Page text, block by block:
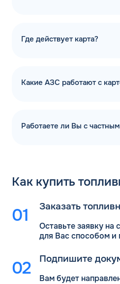
Где действует карта?
Какие АЗС работают с
Работаете ли Вы с
Как купить
Заказать
Оставьте заявку
для Васспособом и
Подпишите
Вам будет